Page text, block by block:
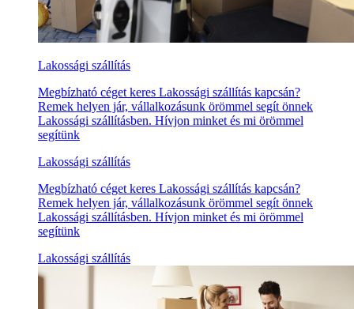
Lakossági szállítás
Megbízható céget keres Lakossági szállítás kapcsán?
Remek helyen jár, vállalkozásunk örömmel segít önnek
Lakossági szállításben. Hívjon minket és mi örömmel
segítünk
Lakossági szállítás
Megbízható céget keres Lakossági szállítás kapcsán?
Remek helyen jár, vállalkozásunk örömmel segít önnek
Lakossági szállításben. Hívjon minket és mi örömmel
segítünk
Lakossági szállítás